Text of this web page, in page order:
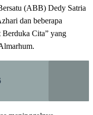
(ABB) Dedy Satria
dan beberapa
Berduka Cita” yang